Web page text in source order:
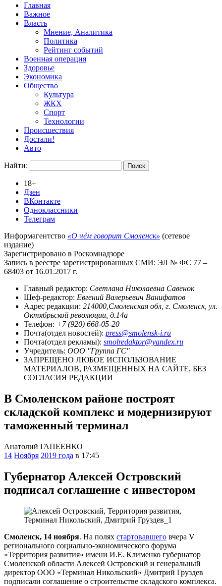
Главная
Важное
Власть
Мнение, Аналитика
Политика
Рейтинг событий
Военная операция
Здоровье
Экономика
Общество
Культура
ЖКХ
Спорт
Технологии
Происшествия
Достали!
Авто
Найти:
18+
Дзен
ВКонтакте
Одноклассники
Телеграм
Информагентство «О чём говорит Смоленск» (сетевое
издание)
Зарегистрировано в Роскомнадзоре
Запись в реестре зарегистрированных СМИ: ЭЛ № ФС 77 –
68403 от 16.01.2017 г.
Главный редактор: Светлана Николаевна Савенок
Шеф-редактор: Евгений Валерьевич Ванифатов
Адрес редакции: 214000,Смоленская обл, г. Смоленск, ул.
Октябрьской революции, д.14а
Телефон: +7 (920) 668-05-20
Почта(отдел новостей): press@smolensk-i.ru
Почта(отдел рекламы): smolredaktor@yandex.ru
Учредитель: ООО "Группа ГС"
ЗАПРЕЩЕНО ЛЮБОЕ ИСПОЛЬЗОВАНИЕ
МАТЕРИАЛОВ, РАЗМЕЩЕННЫХ НА САЙТЕ, БЕЗ
СОГЛАСИЯ РЕДАКЦИИ
В Смоленском районе построят
складской комплекс и модернизируют
таможенный терминал
Анатолий ГАПЕЕНКО
14 Ноября 2019 года в 17:45
Губернатор Алексей Островский
подписал соглашение с инвестором
Смоленск, 14 ноября. На полях стартовавшего вчера V
регионального социально-экономического форума
«Территория развития» имени И.Е. Клименко губернатор
Смоленской области Алексей Островский и генеральный
директор ООО «Терминал Никольский» Дмитрий Груздев
подписали соглашение о строительстве складского комплекса.